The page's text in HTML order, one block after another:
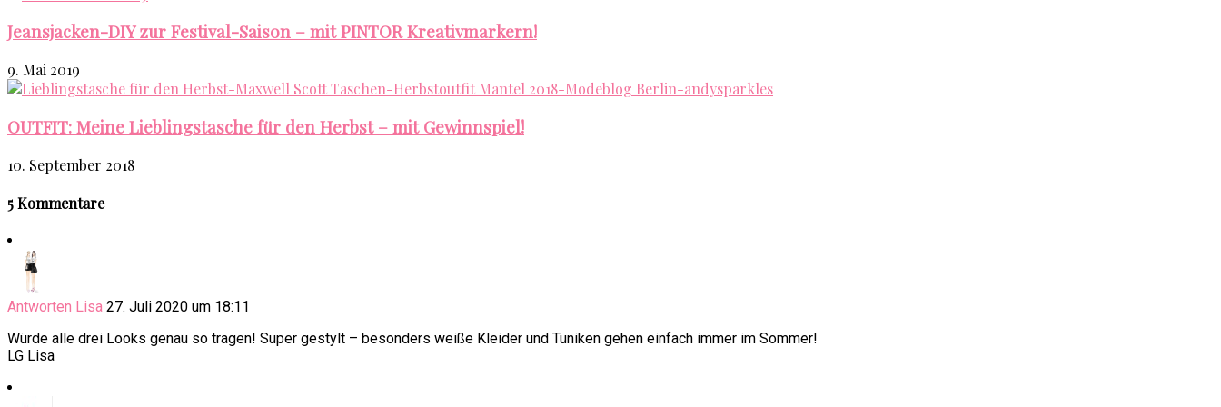
Jeansjacken-DIY zur Festival-Saison – mit PINTOR Kreativmarkern!
9. Mai 2019
OUTFIT: Meine Lieblingstasche für den Herbst – mit Gewinnspiel!
10. September 2018
5 Kommentare
Antworten Lisa 27. Juli 2020 um 18:11
Würde alle drei Looks genau so tragen! Super gestylt – besonders weiße Kleider und Tuniken gehen einfach immer im Sommer!
LG Lisa